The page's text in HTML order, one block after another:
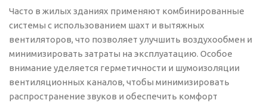
Часто в жилых зданиях применяют комбинированные
системы с использованием шахт и вытяжных
вентиляторов, что позволяет улучшить воздухообмен и
минимизировать затраты на эксплуатацию. Особое
внимание уделяется герметичности и шумоизоляции
вентиляционных каналов, чтобы минимизировать
распространение звуков и обеспечить комфорт